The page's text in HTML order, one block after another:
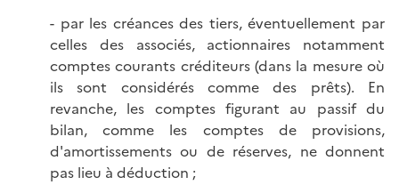
- par les créances des tiers, éventuellement par
celles des associés, actionnaires notamment
comptes courants créditeurs (dans la mesure où
ils sont considérés comme des prêts). En
revanche, les comptes figurant au passif du
bilan, comme les comptes de provisions,
d'amortissements ou de réserves, ne donnent
pas lieu à déduction ;